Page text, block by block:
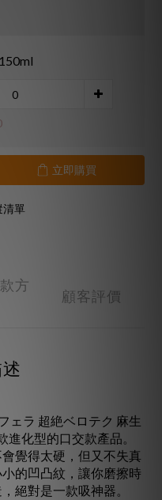
立即購買
清單
方
顧客評價
ェラ 超絶ベロテク 麻生
化型的口交款產品。
覺得太硬，但又不失真
的凹凸紋，讓你磨擦時
絕對是一款吸神器。